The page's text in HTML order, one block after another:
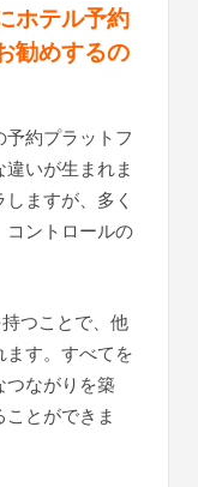
ホテル予約
勧めするの
約プラットフ
いが生まれま
ますが、多く
ントロールの
つことで、他
す。すべてを
つながりを築
とができま